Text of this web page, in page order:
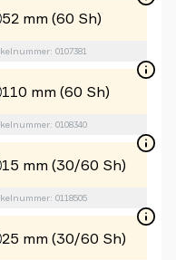
52 mm (60 Sh)
0107381
110 mm (60 Sh)
0108340
15 mm (30/60 Sh)
0118505
25 mm (30/60 Sh)